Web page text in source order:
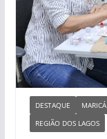
DESTAQUE MARICÁ
REGIÃO DOS LAGOS